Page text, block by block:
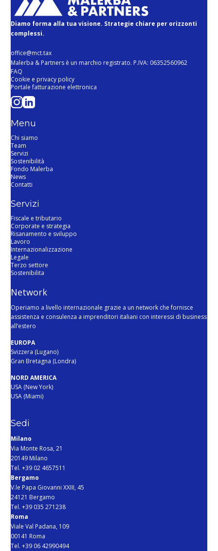
Diamo forma alla tua visione. Strategie chiare per orizzonti
complessi.
office@mct.tax
Malerba & Partners è un marchio registrato. P.IVA: 06352560962
FAQ
Cookie e privacy policy
Portale fatturazione elettronica
Menu
Chi siamo
Team
Servizi
Sostenibilità
Fondo Malerba
News
Contatti
Servizi
Fiscale e tributario
Corporate e strategia
Risanamento e sviluppo
Lavoro
Internazionalizzazione
Legale
Terzo settore
Sostenibilita
Network
Operiamo a livello internazionale grazie a un network che fornisce
assistenza e consulenza a imprenditori italiani con interessi di business
all’estero
EUROPA
Svizzera (Lugano)
Gran Bretagna (Londra)
NORD AMERICA
USA (New York)
USA (Miami)
Sedi
Milano
Via Monte Rosa, 21
20149 Milano
Tel. +39 02 4657511
Bergamo
V.le Papa Giovanni XXIII, 45
24121 Bergamo
Tel. +39 035 271238
Roma
Viale Val Padana, 109
00141 Roma
Tel. +39 06 42990494